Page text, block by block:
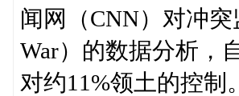
闻网（CNN）对冲
War）的数据分析，
对约11%领土的控制。